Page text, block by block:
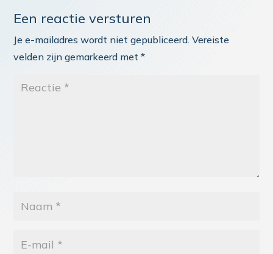
Een reactie versturen
Je e-mailadres wordt niet gepubliceerd. Vereiste
velden zijn gemarkeerd met*